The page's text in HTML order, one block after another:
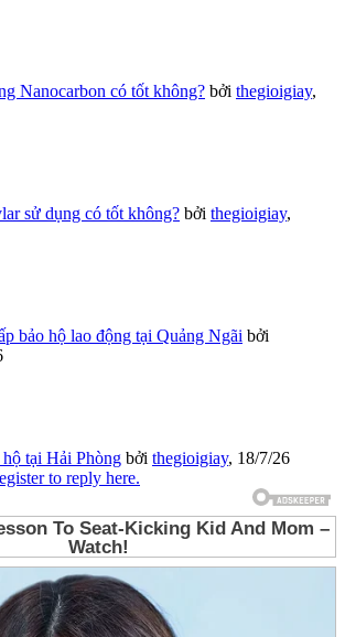
Nanocarbon có tốt không? bởi thegioigiay,
sử dụng có tốt không? bởi thegioigiay,
bảo hộ lao động tại Quảng Ngãi bởi
tại Hải Phòng bởi thegioigiay, 18/7/26
to reply here.